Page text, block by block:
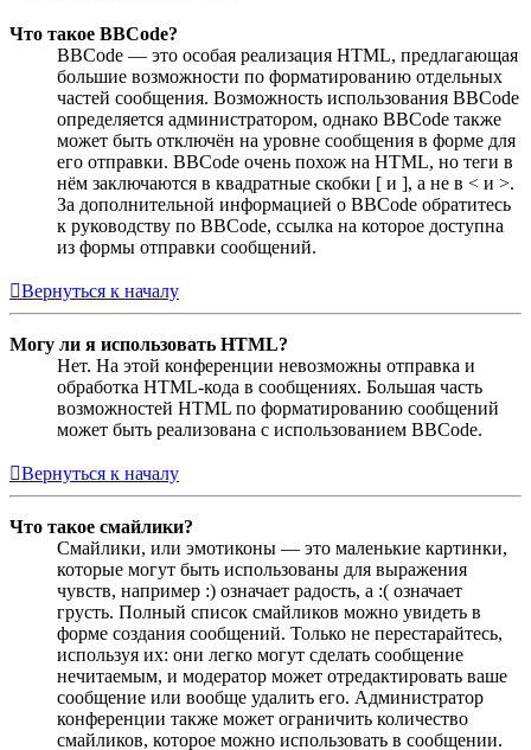
Что такое BBCode?
BBCode — это особая реализация HTML, предлагающая
большие возможности по форматированию отдельных
частей сообщения. Возможность использования BBCode
определяется администратором, однако BBCode также
может быть отключён на уровне сообщения в форме для
его отправки. BBCode очень похож на HTML, но теги в
нём заключаются в квадратные скобки [ и ], а не в < и >.
За дополнительной информацией о BBCode обратитесь
к руководству по BBCode, ссылка на которое доступна
из формы отправки сообщений.
Вернуться к началу
Могу ли я использовать HTML?
Нет. На этой конференции невозможны отправка и
обработка HTML-кода в сообщениях. Большая часть
возможностей HTML по форматированию сообщений
может быть реализована с использованием BBCode.
Вернуться к началу
Что такое смайлики?
Смайлики, или эмотиконы — это маленькие картинки,
которые могут быть использованы для выражения
чувств, например :) означает радость, а :( означает
грусть. Полный список смайликов можно увидеть в
форме создания сообщений. Только не перестарайтесь,
используя их: они легко могут сделать сообщение
нечитаемым, и модератор может отредактировать ваше
сообщение или вообще удалить его. Администратор
конференции также может ограничить количество
смайликов, которое можно использовать в сообщении.